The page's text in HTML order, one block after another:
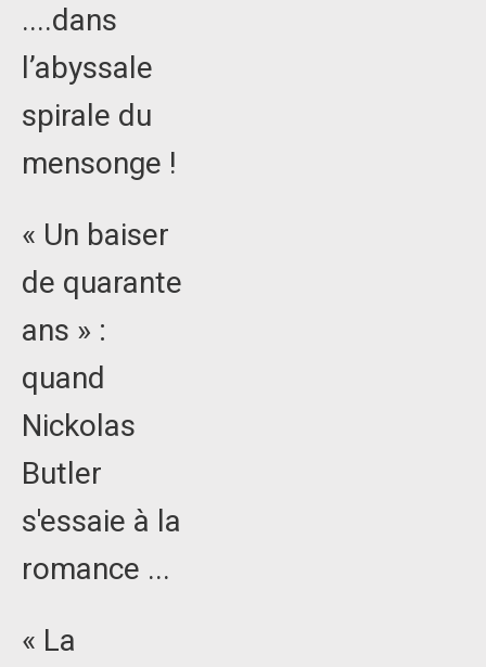
....dans
l’abyssale
spirale du
mensonge !
« Un baiser
de quarante
ans » :
quand
Nickolas
Butler
s'essaie à la
romance ...
« La